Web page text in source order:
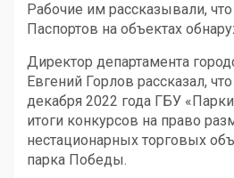
Рабочие им рассказывали,
Паспортов на объектах
Директор департамента
Евгений Горлов рассказал,
декабря 2022 года ГБУ
итоги конкурсов на право
нестационарных торговых
парка Победы.